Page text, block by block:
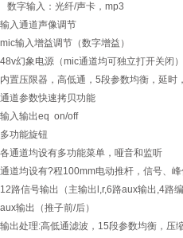
数字输入：光纤/声卡，mp3
输入通道声像调节
mic输入增益调节（数字增益）
48v幻象电源（mic通道均可独立打开关闭）
内置压限器，高低通，5段参数均衡，延时
通道参数快速拷贝功能
输入输出eq on/off
多功能旋钮
各通道均设有多功能菜单，哑音和监听
通道均设有?程100mm电动推杆，信号、峰
12路信号输出（主输出l,r,6路aux输出,4路编
aux输出（推子前/后）
输出处理:高低通滤波，15段参数均衡，压